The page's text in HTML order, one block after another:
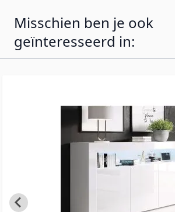
Misschien ben je ook
geïnteresseerd in: